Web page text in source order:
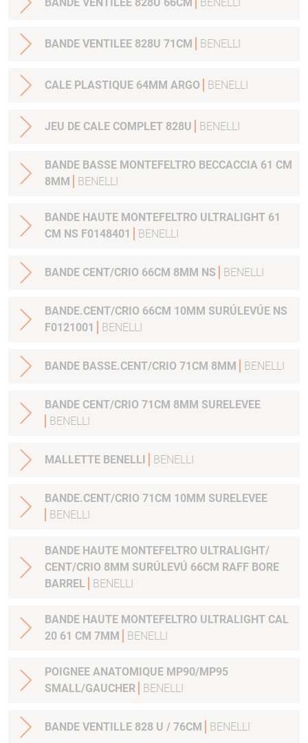
BANDE VENTILEE 828U 66CM BENELLI
BANDE VENTILEE 828U 71CM BENELLI
CALE PLASTIQUE 64MM ARGO BENELLI
JEU DE CALE COMPLET 828U BENELLI
BANDE BASSE MONTEFELTRO BECCACCIA 61 CM
8MM
BENELLI
BANDE HAUTE MONTEFELTRO ULTRALIGHT 61
CM NS F0148401
BENELLI
BANDE CENT/CRIO 66CM 8MM NS BENELLI
BANDE.CENT/CRIO 66CM 10MM SURÚLEVÚE NS
F0121001
BENELLI
BANDE BASSE.CENT/CRIO 71CM 8MM BENELLI
BANDE CENT/CRIO 71CM 8MM SURELEVEE
BENELLI
MALLETTE BENELLI BENELLI
BANDE.CENT/CRIO 71CM 10MM SURELEVEE
BENELLI
BANDE HAUTE MONTEFELTRO ULTRALIGHT/
CENT/CRIO 8MM SURÚLEVÚ 66CM RAFF BORE
BARREL
BENELLI
BANDE HAUTE MONTEFELTRO ULTRALIGHT CAL
20 61 CM 7MM
BENELLI
POIGNEE ANATOMIQUE MP90/MP95
SMALL/GAUCHER
BENELLI
BANDE VENTILLE 828 U / 76CM BENELLI